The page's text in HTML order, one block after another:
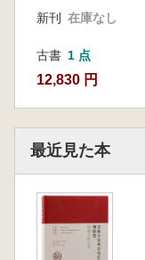
新刊 在庫なし
古書 1 点
12,830 円
最近見た本